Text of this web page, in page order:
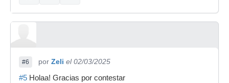
#6 por Zeli el 02/03/2025
#5 Holaa! Gracias por contestar